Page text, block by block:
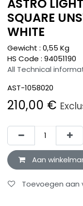
ASTRO
SQUARE
WHITE
Gewicht : 0,55 Kg
HS Code : 94051190
All Technical
AST-1058020
210,00 €
Aan
Toevoegen aan